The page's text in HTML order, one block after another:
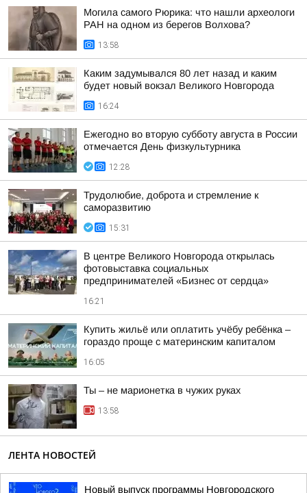
Могила самого Рюрика: что нашли археологи
РАН на одном из берегов Волхова?
13:58
Каким задумывался 80 лет назад и каким
будет новый вокзал Великого Новгорода
16:24
Ежегодно во вторую субботу августа в России
отмечается День физкультурника
12:28
Трудолюбие, доброта и стремление к
саморазвитию
15:31
В центре Великого Новгорода открылась
фотовыставка социальных
предпринимателей «Бизнес от сердца»
16:21
Купить жильё или оплатить учёбу ребёнка –
гораздо проще с материнским капиталом
16:05
Ты – не марионетка в чужих руках
13:58
ЛЕНТА НОВОСТЕЙ
Новый выпуск программы Новгородского